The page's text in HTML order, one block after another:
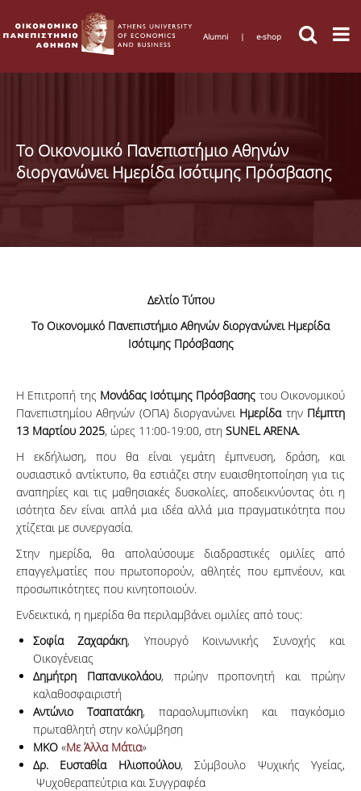
Alumni | e-shop
Το Οικονομικό Πανεπιστήμιο Αθηνών
διοργανώνει Ημερίδα Ισότιμης Πρόσβασης
Δελτίο Τύπου
Το Οικονομικό Πανεπιστήμιο Αθηνών διοργανώνει Ημερίδα
Ισότιμης Πρόσβασης
Η Επιτροπή της Μονάδας Ισότιμης Πρόσβασης του Οικονομικού
Πανεπιστημίου Αθηνών (ΟΠΑ) διοργανώνει Ημερίδα την Πέμπτη
13 Μαρτίου 2025, ώρες 11:00-19:00, στη SUNEL ARENA.
Η εκδήλωση, που θα είναι γεμάτη έμπνευση, δράση, και
ουσιαστικό αντίκτυπο, θα εστιάζει στην ευαισθητοποίηση για τις
αναπηρίες και τις μαθησιακές δυσκολίες, αποδεικνύοντας ότι η
ισότητα δεν είναι απλά μια ιδέα αλλά μια πραγματικότητα που
χτίζεται με συνεργασία.
Στην ημερίδα, θα απολαύσουμε διαδραστικές ομιλίες από
επαγγελματίες που πρωτοπορούν, αθλητές που εμπνέουν, και
προσωπικότητες που κινητοποιούν.
Ενδεικτικά, η ημερίδα θα περιλαμβάνει ομιλίες από τους:
Σοφία Ζαχαράκη, Υπουργό Κοινωνικής Συνοχής και
Οικογένειας
Δημήτρη Παπανικολάου, πρώην προπονητή και πρώην
καλαθοσφαιριστή
Αντώνιο Τσαπατάκη, παραολυμπιονίκη και παγκόσμιο
πρωταθλητή στην κολύμβηση
ΜΚΟ «Με Άλλα Μάτια»
Δρ. Ευσταθία Ηλιοπούλου, Σύμβουλο Ψυχικής Υγείας,
Ψυχοθεραπεύτρια και Συγγραφέα